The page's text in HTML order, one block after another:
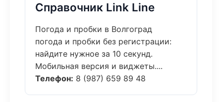
Справочник Link Line
Погода и пробки в Волгоград
погода и пробки без регистрации:
найдите нужное за 10 секунд.
Мобильная версия и виджеты....
Телефон: 8 (987) 659 89 48